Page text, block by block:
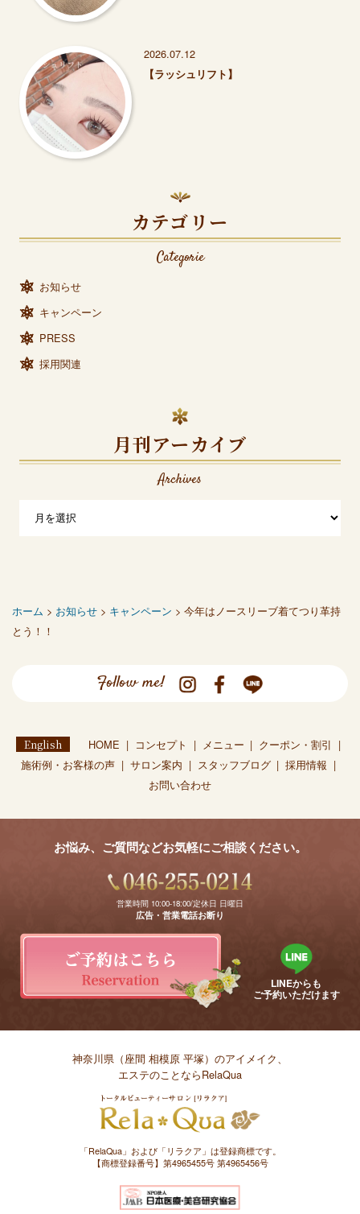
2026.07.12
【ラッシュリフト】
カテゴリー
Categorie
お知らせ
キャンペーン
PRESS
採用関連
月刊アーカイブ
Archives
ホーム > お知らせ > キャンペーン > 今年はノースリーブ着てつり革持
とう！！
Follow me!
English HOME コンセプト メニュー
クーポン・割引
施術例・お客様の声
サロン案内 スタッフブログ
採用情報
お問い合わせ
お悩み、ご質問などお気軽にご相談ください。
営業時間 10:00-18:00/定休日 日曜日
広告・営業電話お断り
LINEからも
ご予約いただけます
神奈川県（座間 相模原 平塚）のアイメイク、
エステのことならRelaQua
「RelaQua」および「リラクア」は登録商標です。
【商標登録番号】第4965455号 第4965456号